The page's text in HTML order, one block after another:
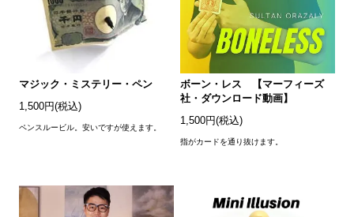
マジック・ミステリー・ペン
1,500円(税込)
ペンスルービル。安いですが使えます。
ボーン・レス 【マーフィーズ
社・ダウンロード動画】
1,500円(税込)
指がカードを通り抜けます。